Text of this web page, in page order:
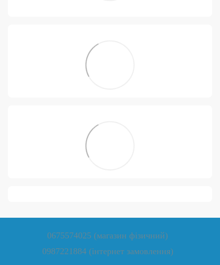
0675574025 (магазин фізичний)
0987221884 (інтернет замовлення)